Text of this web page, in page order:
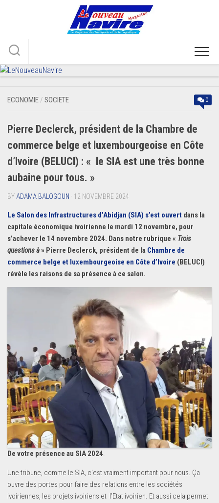
ECONOMIE / SOCIETE 0
Pierre Declerck, président de la Chambre de
commerce belge et luxembourgeoise en Côte
d’Ivoire (BELUCI) : « le SIA est une très bonne
aubaine pour tous. »
BY ADAMA BALOGOUN · 12 NOVEMBRE 2024
Le Salon des Infrastructures d’Abidjan (SIA) s’est ouvert dans la
capitale économique ivoirienne le mardi 12 novembre, pour
s’achever le 14 novembre 2024. Dans notre rubrique « Trois
questions à» Pierre Declerck, président de la Chambre de
commerce belge et luxembourgeoise en Côte d’Ivoire (BELUCI)
révèle les raisons de sa présence à ce salon.
De votre présence au SIA 2024.
Une tribune, comme le SIA, c’est vraiment important pour nous. Ça
ouvre des portes pour faire des relations entre les sociétés
ivoiriennes, les projets ivoiriens et l’Etat ivoirien. Et aussi cela permet